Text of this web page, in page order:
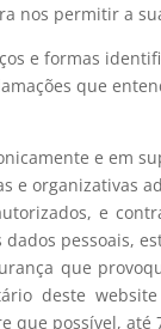
nos permitir a
e formas
que
e em
organizativas
e
pessoais,
que
deste
possível,